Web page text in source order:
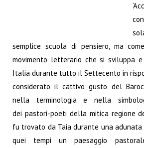
semplice scuola di pensiero, ma
movimento letterario che si sviluppa
Italia durante tutto il Settecento in
considerato il cattivo gusto del
nella terminologia e nella
dei pastori-poeti della mitica regione
fu trovato da Taia durante una adunata
quei tempi un paesaggio